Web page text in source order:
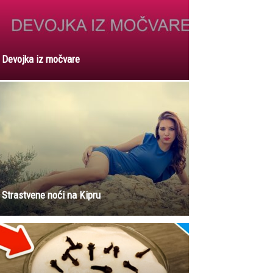
Devojka iz močvare
Strastvene noći na Kipru